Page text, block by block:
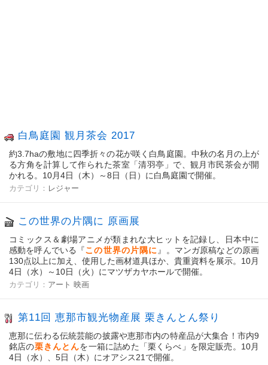
白鳥庭園 観月茶会 2017
約3.7haの敷地に四季折々の花が咲く白鳥庭園。中秋の名月の上が
る方角を計算して作られた茶室「清羽亭」で、観月市民茶会が開
かれる。10月4日（木）～8日（日）に白鳥庭園で開催。
カテゴリ： レジャー
この世界の片隅に 原画展
コミックス＆劇場アニメが類まれな大ヒットを記録し、日本中に
感動を呼んでいる『この世界の片隅に 』。マンガ原稿などの原画
130点以上に加え、使用した画材道具ほか、貴重資料を展示。10月
4日（水）～10日（火）にマツザカヤホールで開催。
カテゴリ： アート 映画
第11回 恵那市観光物産展 栗きんとん祭り
恵那に伝わる伝統芸能の披露や恵那市内の特産品が大集合！市内9
銘店の栗きんとんを一箱に詰めた「栗くらべ」を限定販売。10月
4日（水）、5日（木）にオアシス21で開催。